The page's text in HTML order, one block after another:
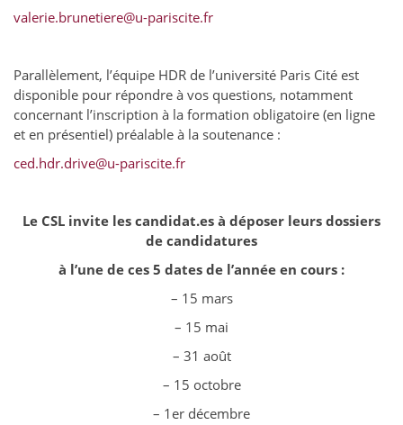
valerie.brunetiere@u-pariscite.fr
Parallèlement, l’équipe HDR de l’université Paris Cité est
disponible pour répondre à vos questions, notamment
concernant l’inscription à la formation obligatoire (en ligne
et en présentiel) préalable à la soutenance :
ced.hdr.drive@u-pariscite.fr
Le CSL invite les candidat.es à déposer leurs dossiers
de candidatures
à l’une de ces 5 dates de l’année en cours :
– 15 mars
– 15 mai
– 31 août
– 15 octobre
– 1er décembre